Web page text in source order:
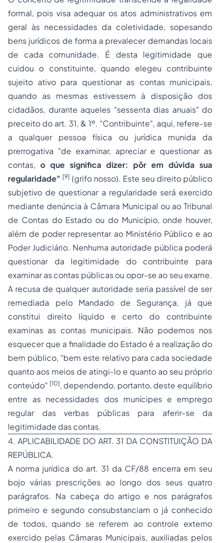
formal, pois visa adequar os atos administrativosem
geral às necessidades da coletividade, sopesando
bens jurídicos de forma a prevalecer demandas locais
de cada comunidade. É desta legitimidade que
cuidou o constituinte, quando elegeu contribuinte
sujeito ativo para questionar as contas municipais,
quando as mesmas estivessem à disposição dos
cidadãos, durante aqueles "sessenta dias anuais" do
preceito do art. 31, & 1º. "Contribuinte", aqui, refere-se
a qualquer pessoa física ou jurídica munida da
prerrogativa "de examinar, apreciar e questionar as
contas, o que significa dizer: pôr em dúvida sua
regularidade" [9] (grifo nosso). Este seu direito público
subjetivo de questionar a regularidade será exercido
mediante denúncia à Câmara Municipal ou ao Tribunal
de Contas do Estado ou do Município, onde houver,
além de poder representar ao Ministério Público e ao
Poder Judiciário. Nenhuma autoridade pública poderá
questionar da legitimidade do contribuinte para
examinar as contas públicas ou opor-se ao seu exame.
A recusa de qualquer autoridade seria passível de ser
remediada pelo Mandado de Segurança, já que
constitui direito líquido e certo do contribuinte
examinas as contas municipais. Não podemos nos
esquecer que a finalidade do Estado é a realização do
bem público, "bem este relativo para cada sociedade
quanto aos meios de atingi-lo e quanto ao seu próprio
conteúdo" [10], dependendo, portanto, deste equilíbrio
entre as necessidades dos munícipes e emprego
regular das verbas públicas para aferir-se da
legitimidade das contas.
4. APLICABILIDADE DO ART. 31 DA CONSTITUIÇÃO DA
REPÚBLICA.
A norma jurídica do art. 31 da CF/88 encerra em seu
bojo várias prescrições ao longo dos seus quatro
parágrafos. Na cabeça do artigo e nos parágrafos
primeiro e segundo consubstanciam o já conhecido
de todos, quando se referem ao controle externo
exercido pelas Câmaras Municipais, auxiliadas pelos